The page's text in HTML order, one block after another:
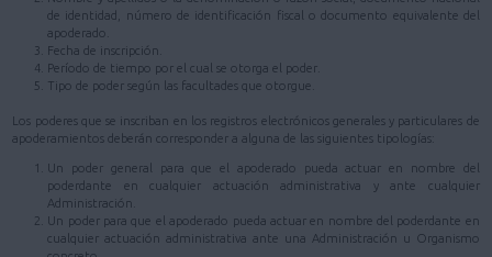
de identidad, número de identificación fiscal o documento equivalente del
apoderado.
Fecha de inscripción.
Período de tiempo por el cual se otorga el poder.
Tipo de poder según las facultades que otorgue.
Los poderes que se inscriban en los registros electrónicos generales y particulares de
apoderamientos deberán corresponder a alguna de las siguientes tipologías:
Un poder general para que el apoderado pueda actuar en nombre del
poderdante en cualquier actuación administrativa y ante cualquier
Administración.
Un poder para que el apoderado pueda actuar en nombre del poderdante en
cualquier actuación administrativa ante una Administración u Organismo